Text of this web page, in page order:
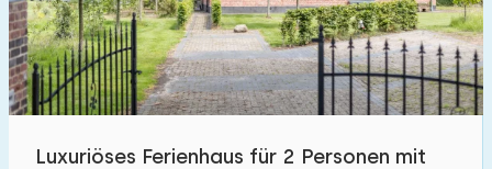
Luxuriöses Ferienhaus für 2 Personen mit